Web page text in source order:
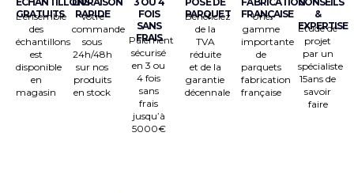
GRATUITS
L’ensemble
des
échantillons
est
disponible
en
magasin
RAPIDE
Votre
commande
sous
24h/48h
sur nos
produits
en stock
FOIS
SANS
FRAIS
Paiement
sécurisé
en 3 ou
4 fois
sans
frais
jusqu’à
5000€
PARQUET
Bénéficiez
de la
TVA
réduite
et de la
garantie
décennale
FRANÇAISE
Une
gamme
importante
de
parquets
fabrication
française
&
EXPERTISE
Étude de
projet
par un
spécialiste
15ans de
savoir
faire